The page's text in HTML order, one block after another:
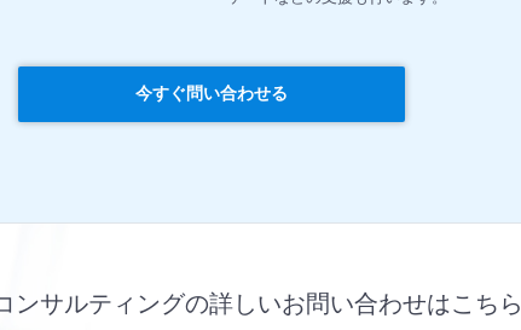
今すぐ問い合わせる
ンサルティングの詳しいお問い合わせはこちら